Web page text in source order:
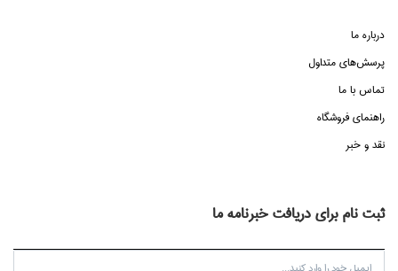
درباره ما
پرسش‌هاي متداول
تماس با ما
راهنماي فروشگاه
نقد و خبر
ثبت نام برای دریافت خبرنامه ما